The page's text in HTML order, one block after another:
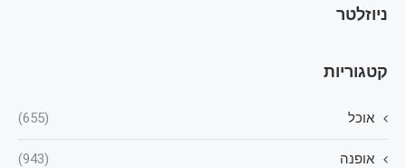
ניוזלטר
קטגוריות
אוכל (655)
אופנה (943)